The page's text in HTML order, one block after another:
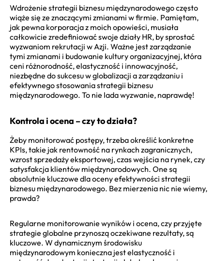
Wdrożenie strategii biznesu międzynarodowego często
wiąże się ze znaczącymi zmianami w firmie. Pamiętam,
jak pewna korporacja z moich opowieści, musiała
całkowicie zredefiniować swoje działy HR, by sprostać
wyzwaniom rekrutacji w Azji. Ważne jest zarządzanie
tymi zmianami i budowanie kultury organizacyjnej, która
ceni różnorodność, elastyczność i innowacyjność,
niezbędne do sukcesu w globalizacji a zarządzaniu i
efektywnego stosowania strategii biznesu
międzynarodowego. To nie lada wyzwanie, naprawdę!
Kontrola i ocena – czy to działa?
Żeby monitorować postępy, trzeba określić konkretne
KPIs, takie jak rentowność na rynkach zagranicznych,
wzrost sprzedaży eksportowej, czas wejścia na rynek, czy
satysfakcja klientów międzynarodowych. One są
absolutnie kluczowe dla oceny efektywności strategii
biznesu międzynarodowego. Bez mierzenia nic nie wiemy,
prawda?
Regularne monitorowanie wyników i ocena, czy przyjęte
strategie globalne przynoszą oczekiwane rezultaty, są
kluczowe. W dynamicznym środowisku
międzynarodowym konieczna jest elastyczność i